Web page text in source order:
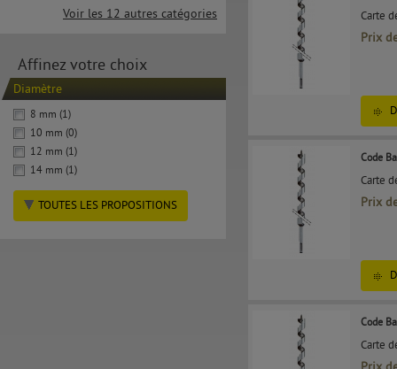
longue SDS +Voir les 12 autres catégories
Affinez votre choix
Diamètre
8 mm (1)
10 mm (0)
12 mm (1)
14 mm (1)
TOUTES LES PROPOSITIONS
Carte
Prix
Code
Carte
Prix
Code
Carte